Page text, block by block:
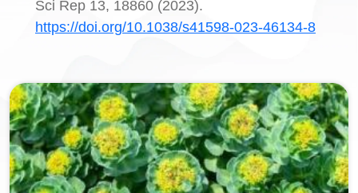
Sci Rep 13, 18860 (2023).
https://doi.org/10.1038/s41598-023-46134-8